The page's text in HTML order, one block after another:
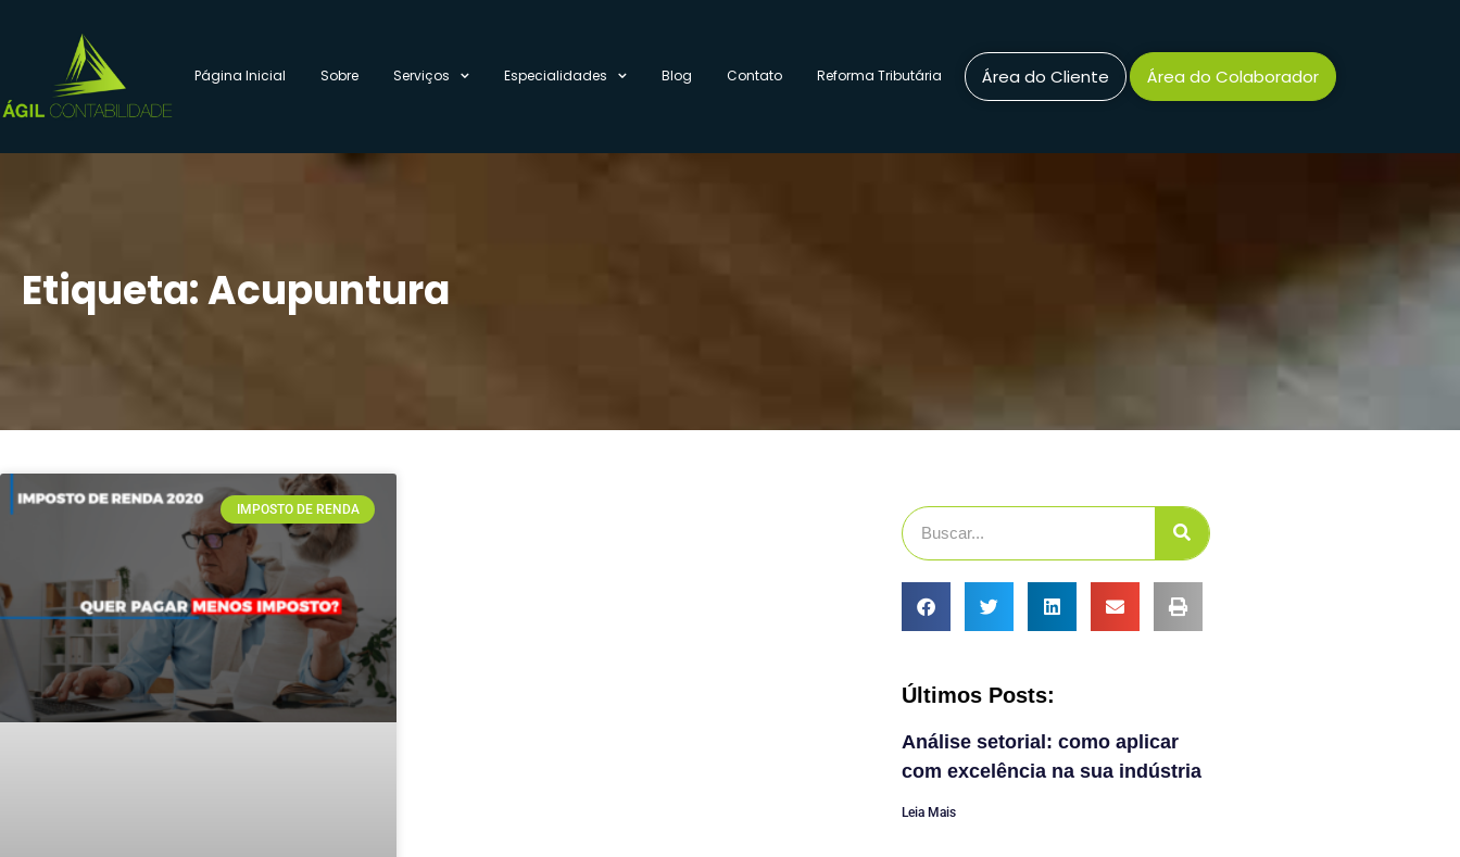
Página Inicial Sobre Serviços Especialidades Blog Contato Reforma Tributária Área do Cliente Área do Colaborador
Etiqueta: Acupuntura
IMPOSTO DE RENDA
Últimos Posts:
Análise setorial: como aplicar
com excelência na sua indústria
Leia Mais